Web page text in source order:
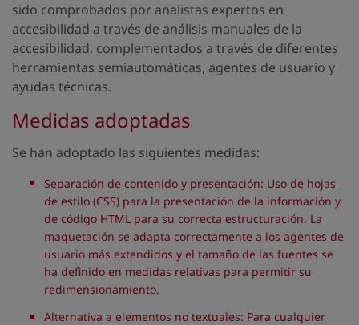
sido comprobados por analistas expertos en
accesibilidad a través de análisis manuales de la
accesibilidad, complementados a través de diferentes
herramientas semiautomáticas, agentes de usuario y
ayudas técnicas.
Medidas adoptadas
Se han adoptado las siguientes medidas:
Separación de contenido y presentación: Uso de hojas
de estilo (CSS) para la presentación de la información y
de código HTML para su correcta estructuración. La
maquetación se adapta correctamente a los agentes de
usuario más extendidos y el tamaño de las fuentes se
ha definido en medidas relativas para permitir su
redimensionamiento.
Alternativa a elementos no textuales: Para cualquier